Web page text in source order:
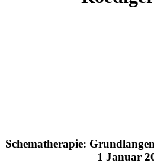
Schematherapie:
1 Januar